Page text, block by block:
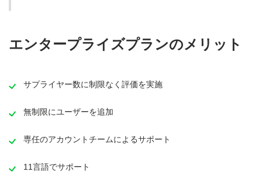
エンタープライズプランのメリット
サプライヤー数に制限なく評価を実施
無制限にユーザーを追加
専任のアカウントチームによるサポート
11言語でサポート